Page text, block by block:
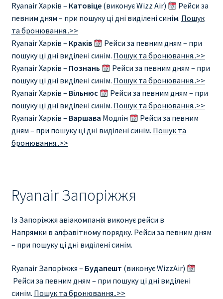
Ryanair Харків – Катовіце(виконує Wizz Air)
Рейси за
певним дням – при пошуку ці дні виділені синім. Пошук
та бронювання..>>
Ryanair Харків – Краків
Рейси за певним дням – при
пошуку ці дні виділені синім. Пошук та бронювання..>>
Ryanair Харків – Познань
Рейси за певним дням – при
пошуку ці дні виділені синім. Пошук та бронювання..>>
Ryanair Харків – Вільнюс
Рейси за певним дням – при
пошуку ці дні виділені синім. Пошук та бронювання..>>
Ryanair Харків – Варшава Модлін
Рейси за певним
дням – при пошуку ці дні виділені синім. Пошук та
бронювання..>>
Ryanair Запоріжжя
Із Запоріжжя авіакомпанія виконує рейси в
Напрямки в алфавітному порядку. Рейси за певним дням
– при пошуку ці дні виділені синім.
Ryanair Запоріжжя – Будапешт (виконує WizzAir)
Рейси за певним дням – при пошуку ці дні виділені
синім. Пошук та бронювання..>>